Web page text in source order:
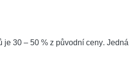
je 30 – 50 % z původní ceny.